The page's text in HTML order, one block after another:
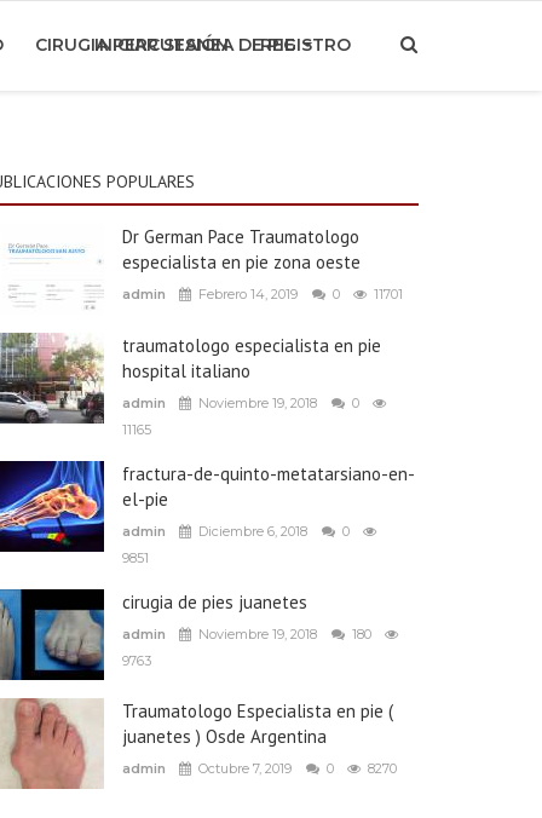
CIRUGIA PERCUTANEA DE PIE
INICIAR SESIÓN REGISTRO
POPULARES
Dr German Pace Traumatologo
especialista en pie zona oeste
admin Febrero 14, 2019 0 11701
traumatologo especialista en pie
hospital italiano
admin Noviembre 19, 2018
0
11165
fractura-de-quinto-metatarsiano-en-
el-pie
admin Diciembre 6, 2018
0
9851
cirugia de pies juanetes
admin Noviembre 19, 2018
180
9763
Traumatologo Especialista en pie (
juanetes ) Osde Argentina
admin Octubre 7, 2019 0 8270